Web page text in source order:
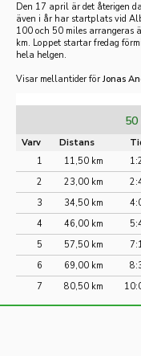
Den 17 april är det återigen
även i år har startplats vid
100 och 50 miles arrangeras
km. Loppet startar fredag
hela helgen.
Visar mellantider för Jonas
50
Varv Distans
1
11,50 km
2
23,00 km
3
34,50 km
4
46,00 km
5
57,50 km
6
69,00 km
7
80,50 km